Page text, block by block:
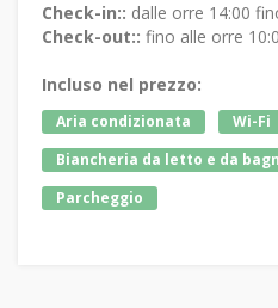
Check-in:: dalle orre 14:00
Check-out:: fino alle orre
Incluso nel prezzo:
Aria condizionata
Wi-Fi
Biancheria da letto e da
Parcheggio